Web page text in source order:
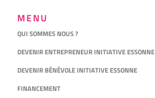
MENU
QUI SOMMES NOUS ?
DEVENIR ENTREPRENEUR INITIATIVE ESSONNE
DEVENIR BÉNÉVOLE INITIATIVE ESSONNE
FINANCEMENT